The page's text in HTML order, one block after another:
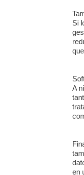
Si
A
en